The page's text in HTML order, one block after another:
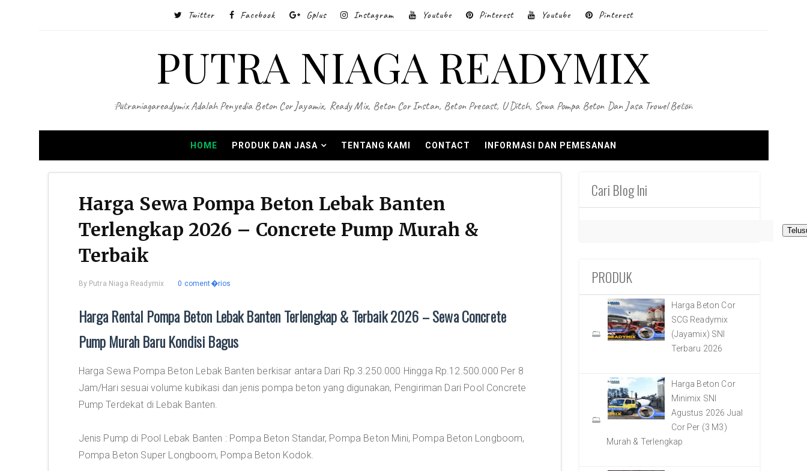
Twitter Facebook Gplus Instagram Youtube Pinterest Youtube Pinterest
PUTRA NIAGA READYMIX
Putraniagareadymix Adalah Penyedia Beton Cor Jayamix, Ready Mix, Beton Cor Instan, Beton Precast, U Ditch, Sewa Pompa Beton Dan Jasa Trowel Beton
HOME PRODUK DAN JASA TENTANG KAMI CONTACT INFORMASI DAN PEMESANAN
Harga Sewa Pompa Beton Lebak Banten
Terlengkap 2026 – Concrete Pump Murah &
Terbaik
By Putra Niaga Readymix 0 coment�rios
Harga Rental Pompa Beton Lebak Banten Terlengkap & Terbaik 2026 – Sewa Concrete
Pump Murah Baru Kondisi Bagus
Harga Sewa Pompa Beton Lebak Banten berkisar antara Dari Rp.3.250.000 Hingga Rp.12.500.000 Per 8
Jam/Hari sesuai volume kubikasi dan jenis pompa beton yang digunakan, Pengiriman Dari Pool Concrete
Pump Terdekat di Lebak Banten.
Jenis Pump di Pool Lebak Banten : Pompa Beton Standar, Pompa Beton Mini, Pompa Beton Longboom,
Pompa Beton Super Longboom, Pompa Beton Kodok.
Cari Blog Ini
PRODUK
Harga Beton Cor
SCG Readymix
(Jayamix) SNI
Terbaru 2026
Harga Beton Cor
Minimix SNI
Agustus 2026 Jual
Cor Per (3 M3)
Murah & Terlengkap